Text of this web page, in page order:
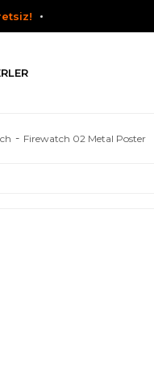
Firewatch 02 Metal Poster